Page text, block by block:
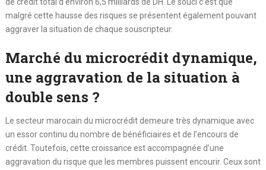
malgré cette hausse des risques se présentent également pouvant
aggraver la situation de chaque souscripteur.
Marché du microcrédit dynamique,
une aggravation de la situation à
double sens ?
Le secteur marocain du microcrédit demeure très dynamique avec
un essor continu du nombre de bénéficiaires et de l’encours de
crédit. Toutefois, cette croissance est accompagnée d’une
aggravation du risque que les membres puissent encourir. Ceux sont